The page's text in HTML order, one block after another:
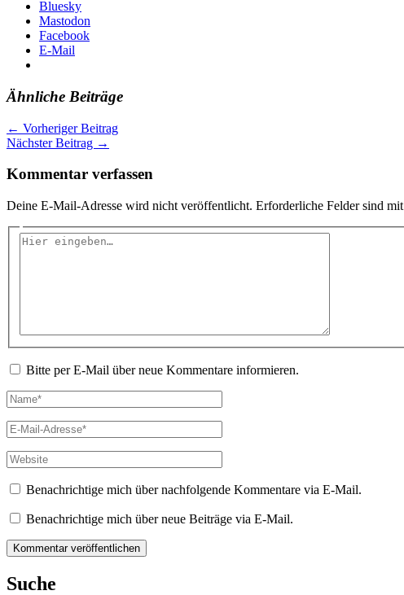
Bluesky
Mastodon
Facebook
E-Mail
Ähnliche Beiträge
← Vorheriger Beitrag
Nächster Beitrag →
Kommentar verfassen
Deine E-Mail-Adresse wird nicht veröffentlicht. Erforderliche Felder sind mit
Hier
Bitte per E-Mail über neue Kommentare informieren.
Name*
E-
Mail-
Adresse*
Website
Benachrichtige mich über nachfolgende Kommentare via E-Mail.
Benachrichtige mich über neue Beiträge via E-Mail.
Suche